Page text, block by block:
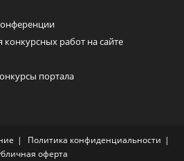
работ на сайте
портала
Политика конфиденциальности
оферта